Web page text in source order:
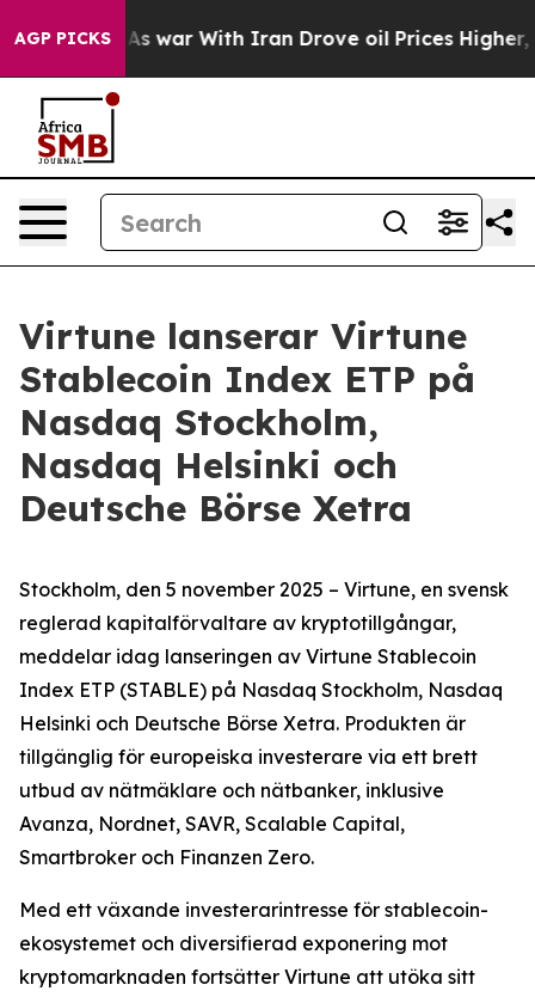
AGP PICKS
As war With Iran Drove oil Prices Higher,
Virtune lanserar Virtune
Stablecoin Index ETP på
Nasdaq Stockholm,
Nasdaq Helsinki och
Deutsche Börse Xetra
Stockholm, den 5 november 2025 – Virtune, en svensk
reglerad kapitalförvaltare av kryptotillgångar,
meddelar idag lanseringen av Virtune Stablecoin
Index ETP (STABLE) på Nasdaq Stockholm, Nasdaq
Helsinki och Deutsche Börse Xetra. Produkten är
tillgänglig för europeiska investerare via ett brett
utbud av nätmäklare och nätbanker, inklusive
Avanza, Nordnet, SAVR, Scalable Capital,
Smartbroker och Finanzen Zero.
Med ett växande investerarintresse för stablecoin-
ekosystemet och diversifierad exponering mot
kryptomarknaden fortsätter Virtune att utöka sitt